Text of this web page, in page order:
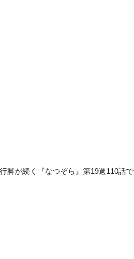
脚が続く『なつぞら』第19週110話で